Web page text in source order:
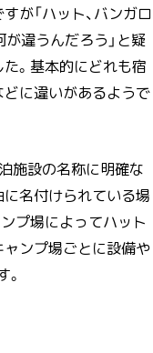
が「ハット、バンガロ
が違うんだろう」と疑
。基本的にどれも宿
どに違いがあるようで
施設の名称に明確な
に名付けられている場
プ場によってハット
ャンプ場ごとに設備や